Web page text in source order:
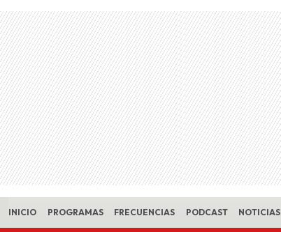
Skip to main content
INICIO PROGRAMAS FRECUENCIAS PODCAST NOTICIAS